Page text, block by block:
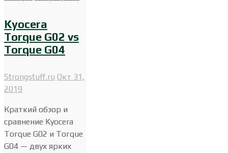
Kyocera
Torque G02 vs
Torque G04
Strongstuff.ru Окт 31,
2019
Краткий обзор и
сравнение Kyocera
Torque G02 и Torque
G04 — двух ярких